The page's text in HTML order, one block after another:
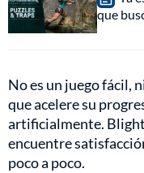
que
No es un juego fácil,
que acelere su
artificialmente.
encuentre
poco a poco.